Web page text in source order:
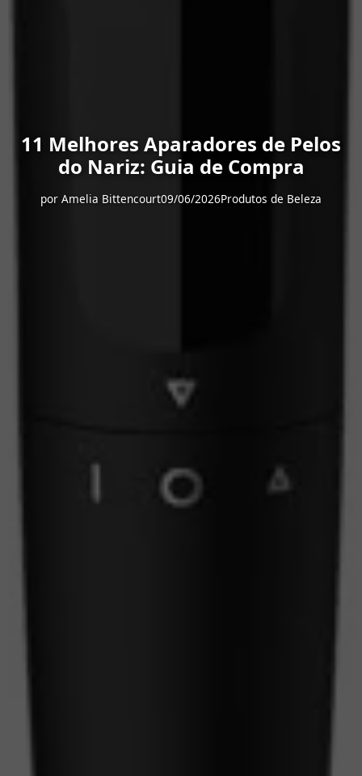
11 Melhores Aparadores de Pelos
do Nariz: Guia de Compra
por Amelia Bittencourt09/06/2026Produtos de Beleza